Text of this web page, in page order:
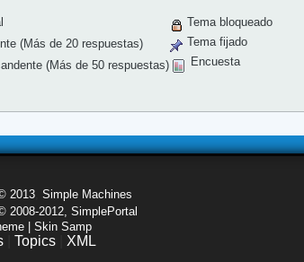
(Más de 20 respuestas)
(Más de 50 respuestas)
Tema bloqueado
Tema fijado
Encuesta
2013 ,Simple Machines
2008-2012, SimplePortal
| Skin Samp
|Topics XML